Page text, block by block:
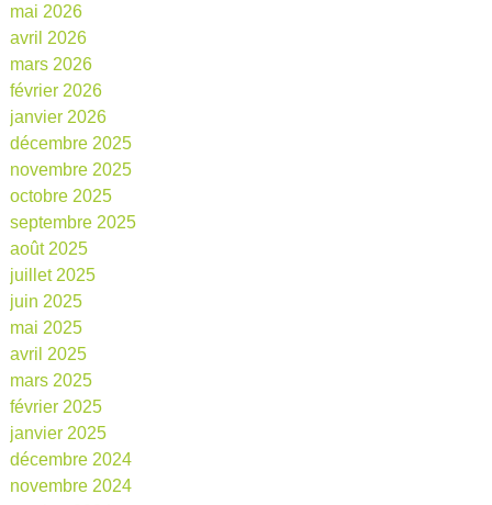
mai 2026
avril 2026
mars 2026
février 2026
janvier 2026
décembre 2025
novembre 2025
octobre 2025
septembre 2025
août 2025
juillet 2025
juin 2025
mai 2025
avril 2025
mars 2025
février 2025
janvier 2025
décembre 2024
novembre 2024